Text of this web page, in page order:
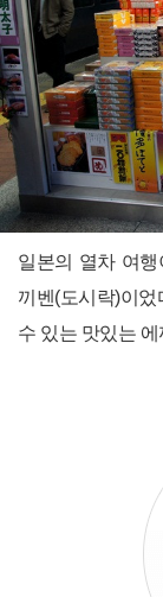
일본의 열차 여
끼벤(도시락)이
수 있는 맛있는